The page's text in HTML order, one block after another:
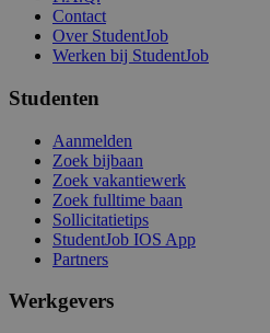
Contact
Over StudentJob
Werken bij StudentJob
Studenten
Aanmelden
Zoek bijbaan
Zoek vakantiewerk
Zoek fulltime baan
Sollicitatietips
StudentJob IOS App
Partners
Werkgevers